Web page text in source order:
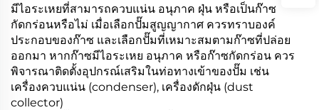
มีไอระเหยที่สามารถควบแน่น อนุภาค ฝุ่น หรือเป็นก๊าซ
กัดกร่อนหรือไม่ เมื่อเลือกปั๊มสูญญากาศ ควรทราบองค์
ประกอบของก๊าซ และเลือกปั๊มที่เหมาะสมตามก๊าซที่ปล่อย
ออกมา หากก๊าซมีไอระเหย อนุภาค หรือก๊าซกัดกร่อน ควร
พิจารณาติดตั้งอุปกรณ์เสริมในท่อทางเข้าของปั๊ม เช่น
เครื่องควบแน่น (condenser), เครื่องดักฝุ่น (dust
collector)